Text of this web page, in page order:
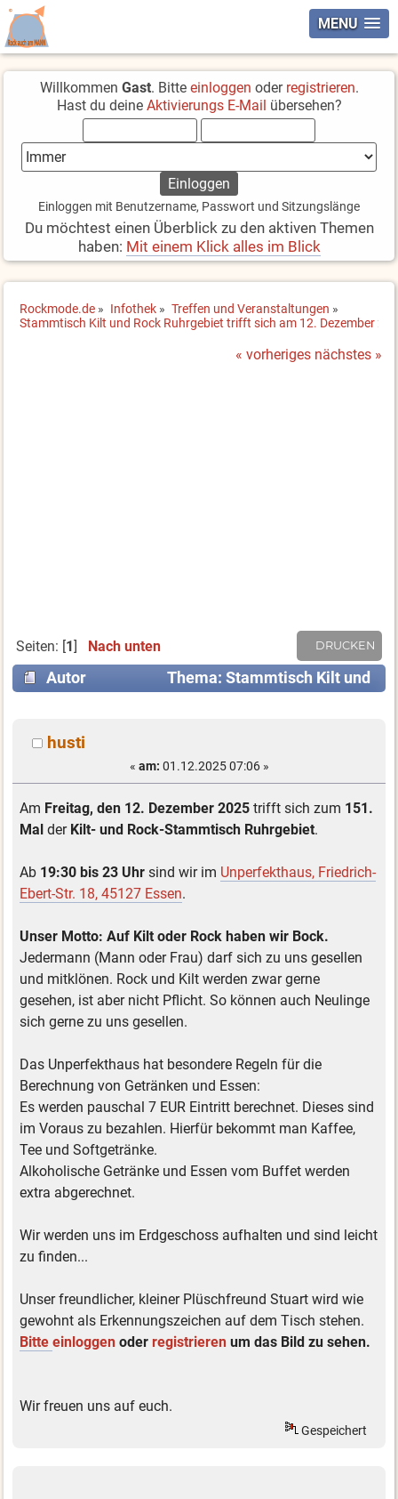
MENU
Willkommen Gast. Bitte einloggen oder registrieren.
Hast du deine Aktivierungs E-Mail übersehen?
Einloggen mit Benutzername, Passwort und Sitzungslänge
Du möchtest einen Überblick zu den aktiven Themen
haben: Mit einem Klick alles im Blick
Rockmode.de » Infothek » Treffen und Veranstaltungen »
Stammtisch Kilt und Rock Ruhrgebiet trifft sich am 12. Dezember
« vorheriges nächstes »
DRUCKEN
Seiten: [1] Nach unten
Autor
Thema: Stammtisch Kilt und
(Gelesen 4606 mal)
husti
« am: 01.12.2025 07:06 »
Am Freitag, den 12. Dezember 2025 trifft sich zum 151.
Mal der Kilt- und Rock-Stammtisch Ruhrgebiet.
Ab 19:30 bis 23 Uhr sind wir im Unperfekthaus, Friedrich-
Ebert-Str. 18, 45127 Essen.
Unser Motto: Auf Kilt oder Rock haben wir Bock.
Jedermann (Mann oder Frau) darf sich zu uns gesellen
und mitklönen. Rock und Kilt werden zwar gerne
gesehen, ist aber nicht Pflicht. So können auch Neulinge
sich gerne zu uns gesellen.
Das Unperfekthaus hat besondere Regeln für die
Berechnung von Getränken und Essen:
Es werden pauschal 7 EUR Eintritt berechnet. Dieses sind
im Voraus zu bezahlen. Hierfür bekommt man Kaffee,
Tee und Softgetränke.
Alkoholische Getränke und Essen vom Buffet werden
extra abgerechnet.
Wir werden uns im Erdgeschoss aufhalten und sind leicht
zu finden...
Unser freundlicher, kleiner Plüschfreund Stuart wird wie
gewohnt als Erkennungszeichen auf dem Tisch stehen.
Bitteeinloggen oderregistrieren um das Bild zu sehen.
Wir freuen uns auf euch.
Gespeichert